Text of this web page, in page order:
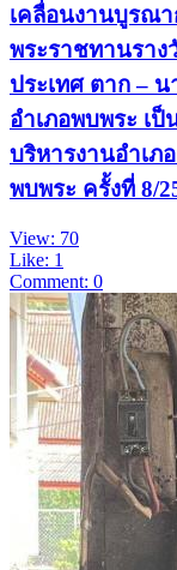
เคลื่อนงานบูรณ
พระราชทานราง
ประเทศ ตาก –
อำเภอพบพระ เ
บริหารงานอำเภ
พบพระ ครั้งที่ 8/
View: 70
Like: 1
Comment: 0